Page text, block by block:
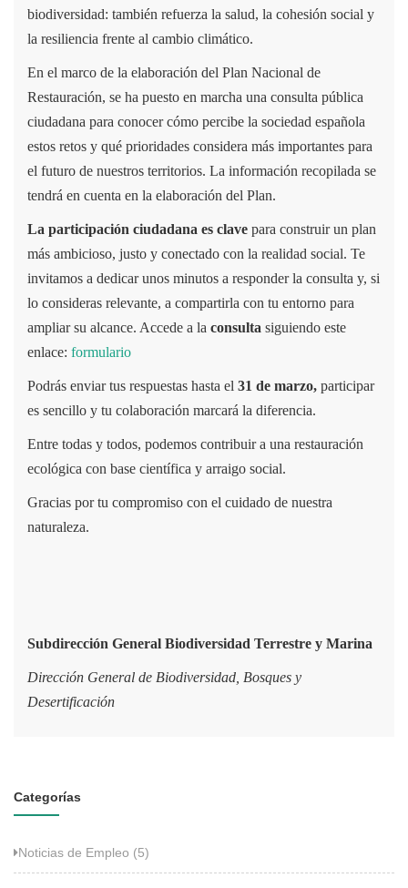
biodiversidad: también refuerza la salud, la cohesión social y
la resiliencia frente al cambio climático.
En el marco de la elaboración del Plan Nacional de
Restauración, se ha puesto en marcha una consulta pública
ciudadana para conocer cómo percibe la sociedad española
estos retos y qué prioridades considera más importantes para
el futuro de nuestros territorios. La información recopilada se
tendrá en cuenta en la elaboración del Plan.
La participación ciudadana es clave para construir un plan
más ambicioso, justo y conectado con la realidad social. Te
invitamos a dedicar unos minutos a responder la consulta y, si
lo consideras relevante, a compartirla con tu entorno para
ampliar su alcance. Accede a la consulta siguiendo este
enlace: formulario
Podrás enviar tus respuestas hasta el 31 de marzo, participar
es sencillo y tu colaboración marcará la diferencia.
Entre todas y todos, podemos contribuir a una restauración
ecológica con base científica y arraigo social.
Gracias por tu compromiso con el cuidado de nuestra
naturaleza.
Subdirección General Biodiversidad Terrestre y Marina
Dirección General de Biodiversidad, Bosques y
Desertificación
Categorías
Noticias de Empleo (5)